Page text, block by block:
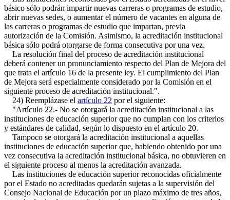
básico sólo podrán impartir nuevas carreras o programas de estudio,
abrir nuevas sedes, o aumentar el número de vacantes en alguna de
las carreras o programas de estudio que impartan, previa
autorización de la Comisión. Asimismo, la acreditación institucional
básica sólo podrá otorgarse de forma consecutiva por una vez.
La resolución final del proceso de acreditación institucional
deberá contener un pronunciamiento respecto del Plan de Mejora del
que trata el artículo 16 de la presente ley. El cumplimiento del Plan
de Mejora será especialmente considerado por la Comisión en el
siguiente proceso de acreditación institucional.".
24) Reemplázase el artículo 22 por el siguiente:
"Artículo 22.- No se otorgará la acreditación institucional a las
instituciones de educación superior que no cumplan con los criterios
y estándares de calidad, según lo dispuesto en el artículo 20.
Tampoco se otorgará la acreditación institucional a aquellas
instituciones de educación superior que, habiendo obtenido por una
vez consecutiva la acreditación institucional básica, no obtuvieren en
el siguiente proceso al menos la acreditación avanzada.
Las instituciones de educación superior reconocidas oficialmente
por el Estado no acreditadas quedarán sujetas a la supervisión del
Consejo Nacional de Educación por un plazo máximo de tres años,